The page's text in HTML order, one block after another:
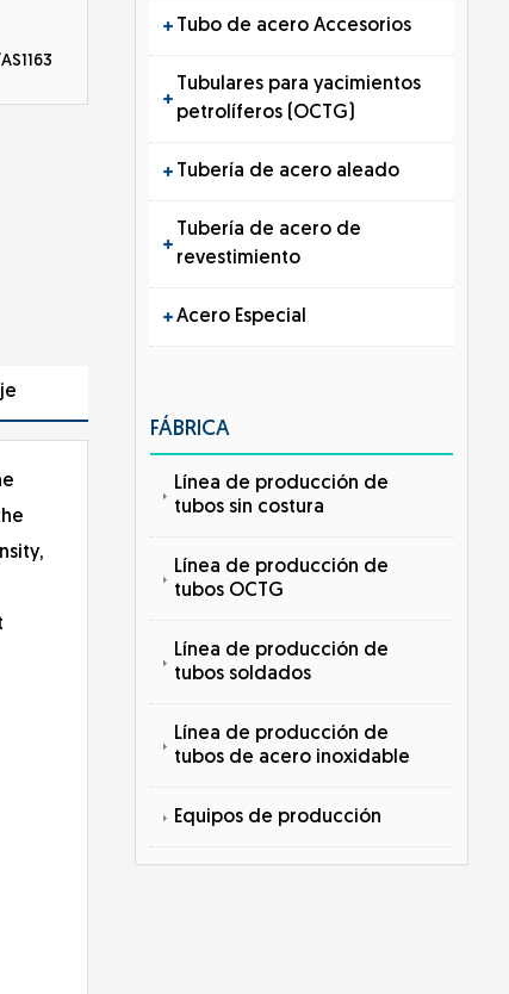
Tubo de acero Accesorios
Tubulares para yacimientos
petrolíferos (OCTG)
Tubería de acero aleado
Tubería de acero de
revestimiento
Acero Especial
FÁBRICA
Línea de producción de
tubos sin costura
Línea de producción de
tubos OCTG
Línea de producción de
tubos soldados
Línea de producción de
tubos de acero inoxidable
Equipos de producción